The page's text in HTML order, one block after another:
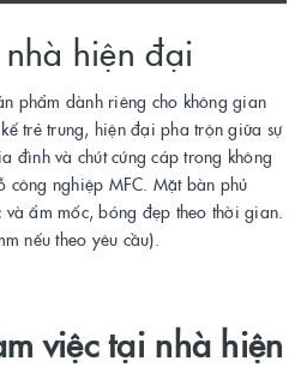
hiện đại
phẩm dành riêng cho không gian
trẻ trung, hiện đại pha trộn giữa sự
đình và chút cứng cáp trong không
nghiệp MFC. Mặt bàn phủ
ẩm mốc, bóng đẹp theo thời gian.
nếu theo yêu cầu).
việc tại nhà hiện